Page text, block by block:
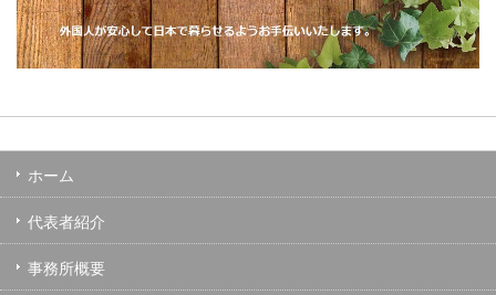
ホーム
代表者紹介
事務所概要